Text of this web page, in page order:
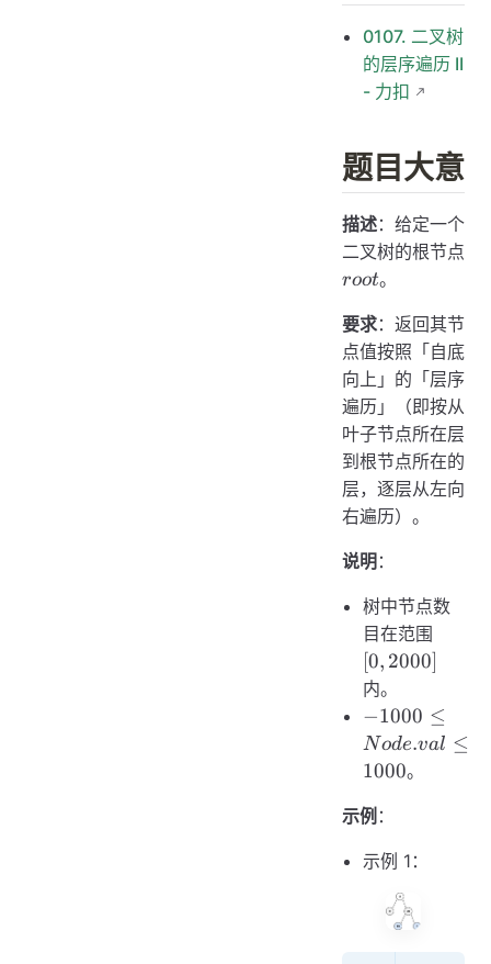
0107. 二叉树
的层序遍历 II
- 力扣
题目大意
描述：给定一个
二叉树的根节点
root
root。
要求：返回其节
点值按照「自底
向上」的「层序
遍历」（即按从
叶子节点所在层
到根节点所在的
层，逐层从左向
右遍历）。
说明：
树中节点数
目在范围
2000]
[0, 2000]
内。
-1000
\le
Node.val
−1000 ≤
Node.val ≤
1000。
示例 ：
示例 1：